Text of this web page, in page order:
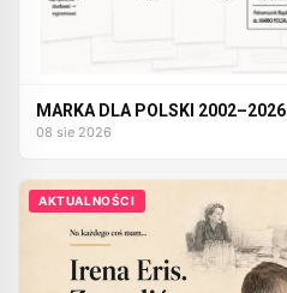
MARKA DLA POLSKI 2002–2026
08 sie 2026
AKTUALNOŚCI